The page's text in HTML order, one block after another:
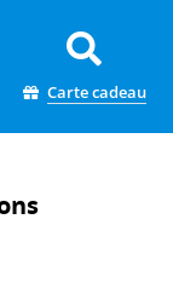
Carte cadeau